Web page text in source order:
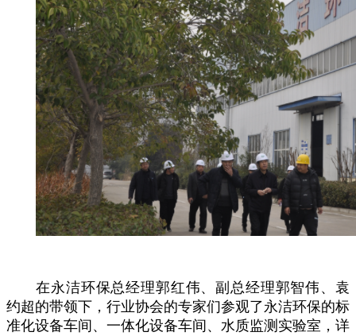
在永洁环保总经理郭红伟、副总经理郭智伟、袁
约超的带领下，行业协会的专家们参观了永洁环保的标
准化设备车间、一体化设备车间、水质监测实验室，详